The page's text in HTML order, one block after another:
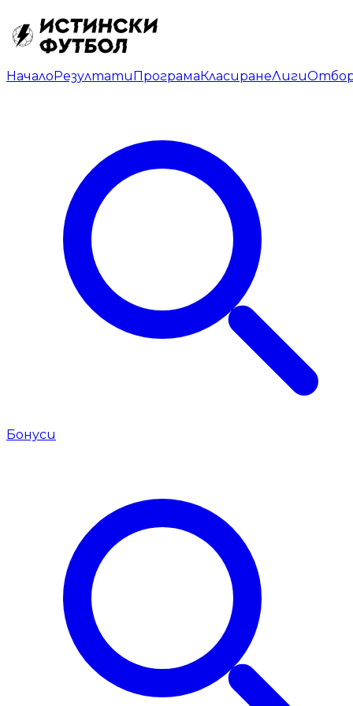
НачалоРезултатиПрограмаКласиранеЛиги
Бонуси